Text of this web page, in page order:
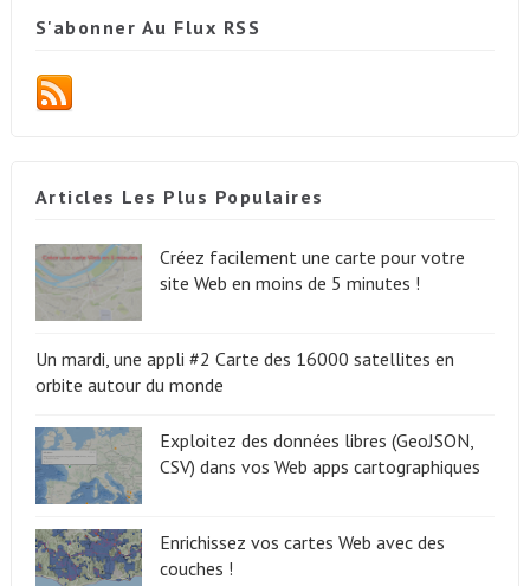
S'abonner Au Flux RSS
Articles Les Plus Populaires
Créez facilement une carte pour votre
site Web en moins de 5 minutes !
Un mardi, une appli #2 Carte des 16000 satellites en
orbite autour du monde
Exploitez des données libres (GeoJSON,
CSV) dans vos Web apps cartographiques
Enrichissez vos cartes Web avec des
couches !